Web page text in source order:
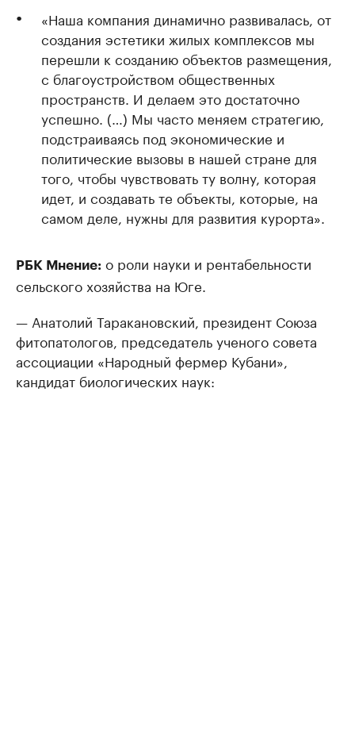
«Наша компания динамично развивалась, от
создания эстетики жилых комплексов мы
перешли к созданию объектов размещения,
с благоустройством общественных
пространств. И делаем это достаточно
успешно. (…) Мы часто меняем стратегию,
подстраиваясь под экономические и
политические вызовы в нашей стране для
того, чтобы чувствовать ту волну, которая
идет, и создавать те объекты, которые, на
самом деле, нужны для развития курорта».
РБК Мнение: о роли науки и рентабельности
сельского хозяйства на Юге.
— Анатолий Таракановский, президент Союза
фитопатологов, председатель ученого совета
ассоциации «Народный фермер Кубани»,
кандидат биологических наук: